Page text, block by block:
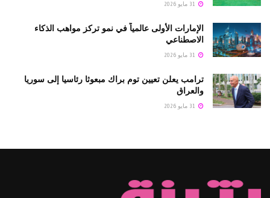
الإمارات الأولى عالمياً في نمو تركز مواهب الذكاء
الاصطناعي
ترامب يعلن تعيين توم براك مبعوثا رئاسيا إلى سوريا
والعراق